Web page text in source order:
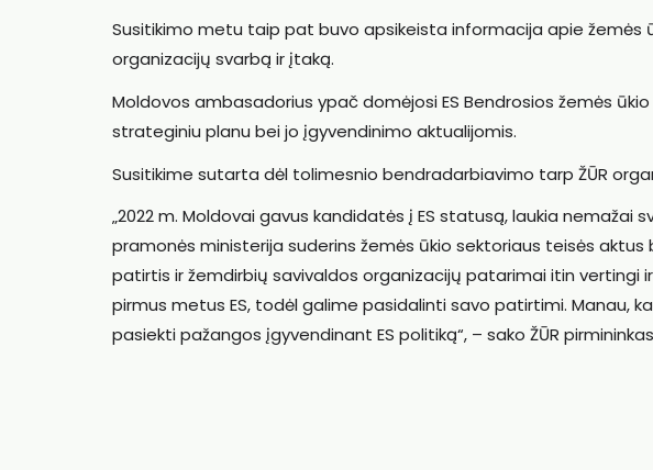
Susitikimo metu taip pat buvo apsikeista informacija apie žemės
organizacijų svarbą ir įtaką.
Moldovos ambasadorius ypač domėjosi ES Bendrosios žemės
strateginiu planu bei jo įgyvendinimo aktualijomis.
Susitikime sutarta dėl tolimesnio bendradarbiavimo tarp ŽŪR
„2022 m. Moldovai gavus kandidatės į ES statusą, laukia nemažai
pramonės ministerija suderins žemės ūkio sektoriaus teisės aktus
patirtis ir žemdirbių savivaldos organizacijų patarimai itin vertingi
pirmus metus ES, todėl galime pasidalinti savo patirtimi. Manau,
pasiekti pažangos įgyvendinant ES politiką“, – sako ŽŪR